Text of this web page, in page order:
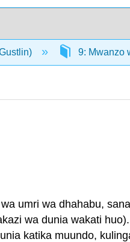
9: Mwanzo
umri wa dhahabu,
wa dunia wakati
katika muundo,